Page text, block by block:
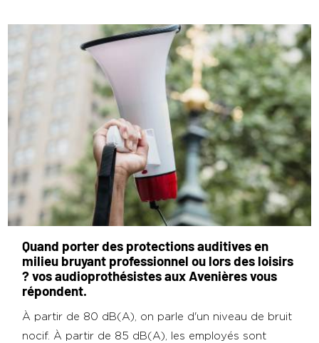
Quand porter des protections auditives en
milieu bruyant professionnel ou lors des loisirs
? vos audioprothésistes aux Avenières vous
répondent.
À partir de 80 dB(A), on parle d'un niveau de bruit
nocif. À partir de 85 dB(A), les employés sont